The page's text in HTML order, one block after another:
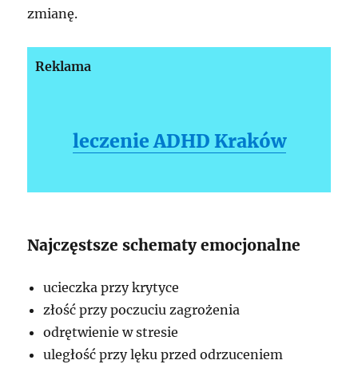
zmianę.
Reklama
leczenie ADHD Kraków
Najczęstsze schematy emocjonalne
ucieczka przy krytyce
złość przy poczuciu zagrożenia
odrętwienie w stresie
uległość przy lęku przed odrzuceniem